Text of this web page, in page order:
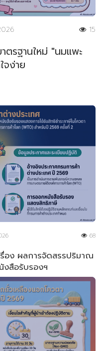
15
ตรฐานใหม่ "นมแพะ
จง่าย
68
รื่อง ผลการจัดสรรปริมาณ
งสือรับรองฯ